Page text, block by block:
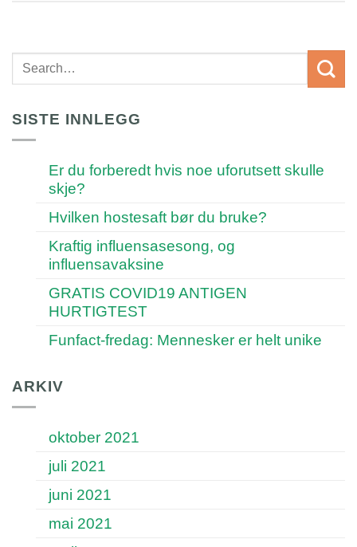
SISTE INNLEGG
Er du forberedt hvis noe uforutsett skulle
skje?
Hvilken hostesaft bør du bruke?
Kraftig influensasesong, og
influensavaksine
GRATIS COVID19 ANTIGEN
HURTIGTEST
Funfact-fredag: Mennesker er helt unike
ARKIV
oktober 2021
juli 2021
juni 2021
mai 2021